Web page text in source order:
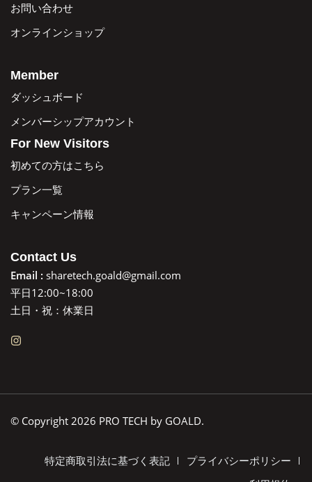
お問い合わせ
オンラインショップ
Member
ダッシュボード
メンバーシップアカウント
For New Visitors
初めての方はこちら
プラン一覧
キャンペーン情報
Contact Us
Email : sharetech.goald@gmail.com
平日12:00~18:00
土日・祝：休業日
© Copyright 2026 PRO TECH by GOALD.
特定商取引法に基づく表記
プライバシーポリシー